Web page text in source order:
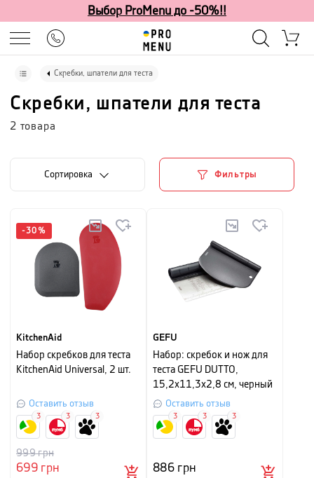
Выбор ProMenu до -50%!!
Скребки, шпатели для теста
Скребки, шпатели для теста
2 товара
Cортировка Фильтры
-30 %
KitchenAid
Набор скребков для теста
KitchenAid Universal, 2 шт.
Оставить отзыв
699грн
999грн
3 3 3
GEFU
Набор: скребок и нож для
теста GEFU DUTTO,
15,2х11,3х2,8 см, черный
Оставить отзыв
886грн
3 3 3